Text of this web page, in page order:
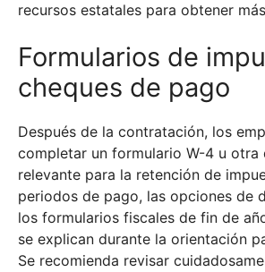
recursos estatales para obtener
Formularios de
cheques de pago
Después de la contratación, los
completar un formulario W-4 u otra
relevante para la retención de
periodos de pago, las opciones de
los formularios fiscales de fin de
se explican durante la orientación
Se recomienda revisar